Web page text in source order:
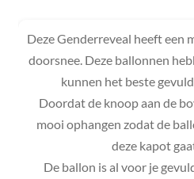
Deze Genderreveal heeft een
doorsnee. Deze ballonnen
kunnen het beste
Doordat de knoop aan de
mooi ophangen zodat de
deze kapot
De ballon is al voor je